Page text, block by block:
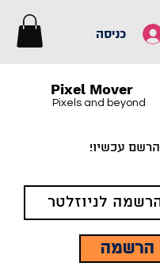
כניסה
Pixel Mover
Pixels and beyond
הרשם עכשיו!
הרשמה